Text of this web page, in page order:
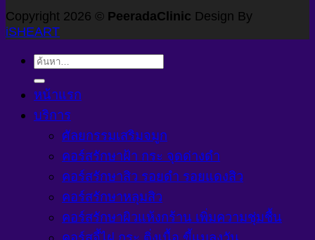
Copyright 2026 © PeeradaClinic Design By
iSHEART
ค้นหา:
หน้าแรก
บริการ
ศัลยกรรมเสริมจมูก
คอร์สรักษาฝ้า กระ จุดด่างดำ
คอร์สรักษาสิว รอยดำ รอยแดงสิว
คอร์สรักษาหลุมสิว
คอร์สรักษาผิวแห้งกร้าน เพิ่มความชุ่มชื้น